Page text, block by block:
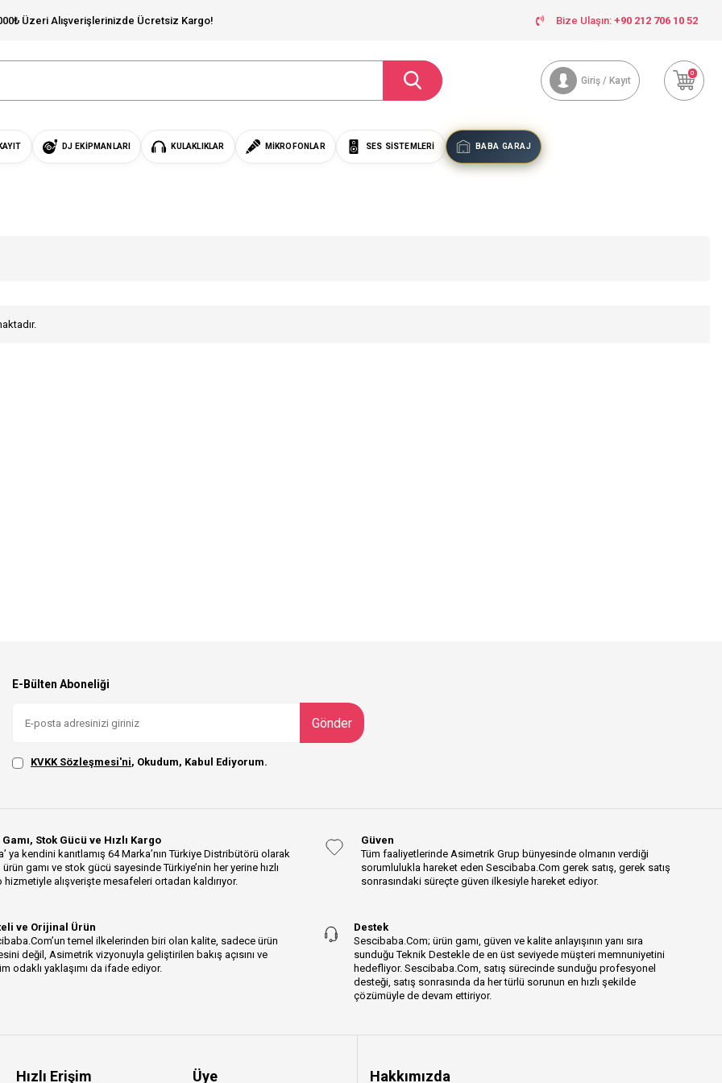
Üzeri Alışverişlerinizde Ücretsiz Kargo! Bize Ulaşın: +90 212 706 10 52
Giriş / Kayıt
0
DJ EKIPMANLARI KULAKLIKLAR MIKROFONLAR SES SISTEMLERI BABA GARAJ
E-Bülten Aboneliği
Gönder
KVKK Sözleşmesi'ni, Okudum, Kabul Ediyorum.
Stok Gücü ve Hızlı Kargo
ya kendini kanıtlamış 64 Marka’nın Türkiye Distribütörü olarak
gamı ve stok gücü sayesinde Türkiye’nin her yerine hızlı
hizmetiyle alışverişte mesafeleri ortadan kaldırıyor.
Güven
Tüm faaliyetlerinde Asimetrik Grup bünyesinde olmanın verdiği
sorumlulukla hareket eden Sescibaba.Com gerek satış, gerek satış
sonrasındaki süreçte güven ilkesiyle hareket ediyor.
ve Orijinal Ürün
temel ilkelerinden biri olan kalite, sadece ürün
değil, Asimetrik vizyonuyla geliştirilen bakış açısını ve
odaklı yaklaşımı da ifade ediyor.
Destek
Sescibaba.Com; ürün gamı, güven ve kalite anlayışının yanı sıra
sunduğu Teknik Destekle de en üst seviyede müşteri memnuniyetini
hedefliyor. Sescibaba.Com, satış sürecinde sunduğu profesyonel
desteği, satış sonrasında da her türlü sorunun en hızlı şekilde
çözümüyle de devam ettiriyor.
Hızlı Erişim Üye Hakkımızda